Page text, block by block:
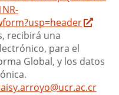
recibirá una
para el
Global, y los datos